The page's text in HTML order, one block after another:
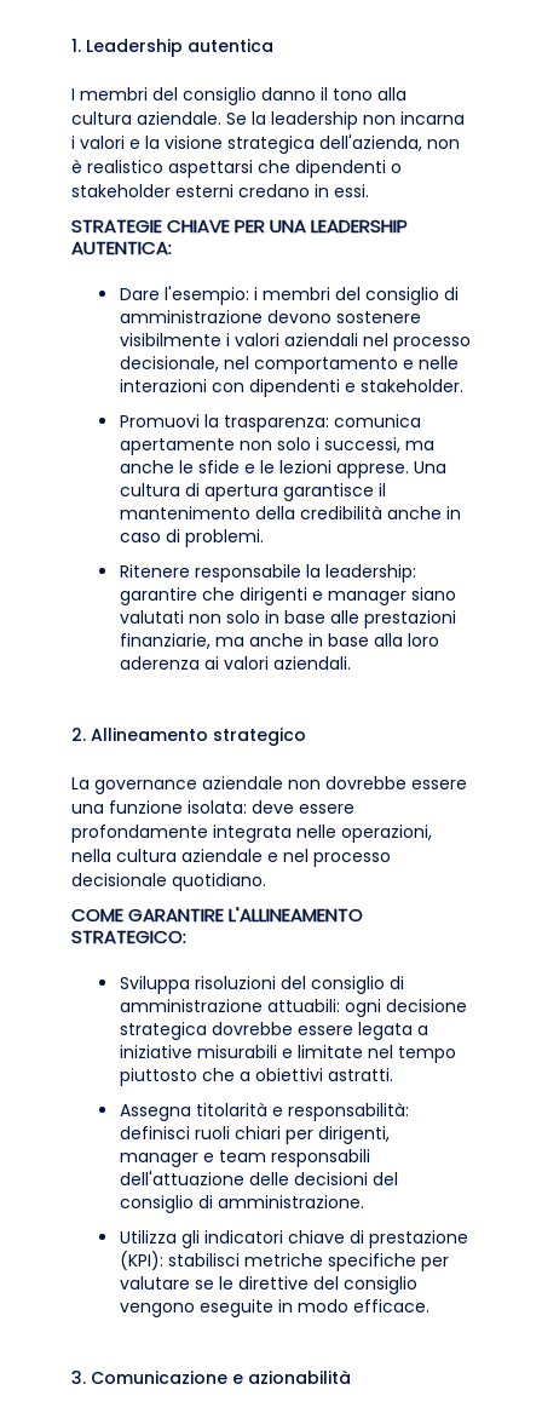
1. Leadership autentica
I membri del consiglio danno il tono alla
cultura aziendale. Se la leadership non incarna
i valori e la visione strategica dell'azienda, non
è realistico aspettarsi che dipendenti o
stakeholder esterni credano in essi.
STRATEGIE CHIAVE PER UNA LEADERSHIP
AUTENTICA:
Dare l'esempio: i membri del consiglio di
amministrazione devono sostenere
visibilmente i valori aziendali nel processo
decisionale, nel comportamento e nelle
interazioni con dipendenti e stakeholder.
Promuovi la trasparenza: comunica
apertamente non solo i successi, ma
anche le sfide e le lezioni apprese. Una
cultura di apertura garantisce il
mantenimento della credibilità anche in
caso di problemi.
Ritenere responsabile la leadership:
garantire che dirigenti e manager siano
valutati non solo in base alle prestazioni
finanziarie, ma anche in base alla loro
aderenza ai valori aziendali.
2. Allineamento strategico
La governance aziendale non dovrebbe essere
una funzione isolata: deve essere
profondamente integrata nelle operazioni,
nella cultura aziendale e nel processo
decisionale quotidiano.
COME GARANTIRE L'ALLINEAMENTO
STRATEGICO:
Sviluppa risoluzioni del consiglio di
amministrazione attuabili: ogni decisione
strategica dovrebbe essere legata a
iniziative misurabili e limitate nel tempo
piuttosto che a obiettivi astratti.
Assegna titolarità e responsabilità:
definisci ruoli chiari per dirigenti,
manager e team responsabili
dell'attuazione delle decisioni del
consiglio di amministrazione.
Utilizza gli indicatori chiave di prestazione
(KPI): stabilisci metriche specifiche per
valutare se le direttive del consiglio
vengono eseguite in modo efficace.
3. Comunicazione e azionabilità